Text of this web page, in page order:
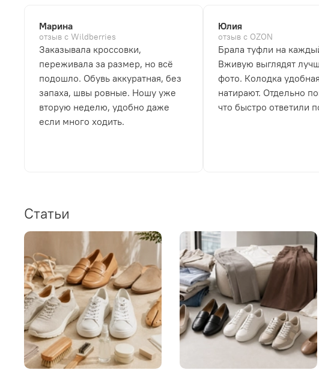
Марина
отзыв с Wildberries
Заказывала кроссовки,
переживала за размер, но всё
подошло. Обувь аккуратная, без
запаха, швы ровные. Ношу уже
вторую неделю, удобно даже
если много ходить.
Юлия
отзыв с OZON
Брала туфли на
Вживую выглядят
фото. Колодка
натирают. Отдельно
что быстро ответили
Статьи